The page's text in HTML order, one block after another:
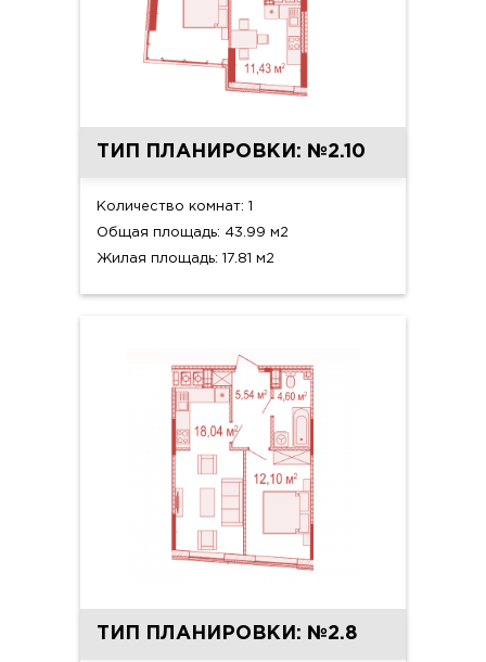
ТИП ПЛАНИРОВКИ: №2.10
Количество комнат: 1
Общая площадь: 43.99 м2
Жилая площадь: 17.81 м2
ТИП ПЛАНИРОВКИ: №2.8